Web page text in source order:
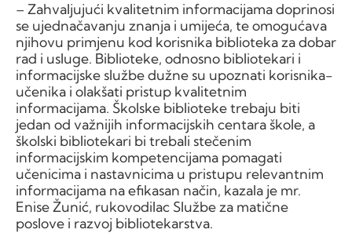
– Zahvaljujući kvalitetnim informacijama doprinosi
se ujednačavanju znanja i umijeća, te omogućava
njihovu primjenu kod korisnika biblioteka za dobar
rad i usluge. Biblioteke, odnosno bibliotekari i
informacijske službe dužne su upoznati korisnika-
učenika i olakšati pristup kvalitetnim
informacijama. Školske biblioteke trebaju biti
jedan od važnijih informacijskih centara škole, a
školski bibliotekari bi trebali stečenim
informacijskim kompetencijama pomagati
učenicima i nastavnicima u pristupu relevantnim
informacijama na efikasan način, kazala je mr.
Enise Žunić, rukovodilac Službe za matične
poslove i razvoj bibliotekarstva.